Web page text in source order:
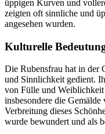
üppigen Kurven und
zeigten oft sinnliche und
angesehen wurden.
Kulturelle
Die Rubensfrau hat in der
und Sinnlichkeit gedient.
von Fülle und
insbesondere die
Verbreitung dieses
wurde bewundert und als